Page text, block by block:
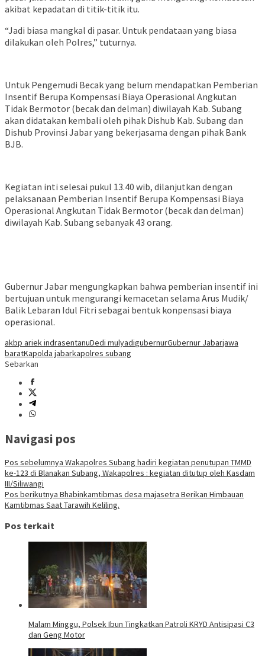
akibat kepadatan di titik-titik itu.
“Jadi biasa mangkal di pasar. Untuk pendataan yang biasa
dilakukan oleh Polres,” tuturnya.
Untuk Pengemudi Becak yang belum mendapatkan Pemberian
Insentif Berupa Kompensasi Biaya Operasional Angkutan
Tidak Bermotor (becak dan delman) diwilayah Kab. Subang
akan didatakan kembali oleh pihak Dishub Kab. Subang dan
Dishub Provinsi Jabar yang bekerjasama dengan pihak Bank
BJB.
Kegiatan inti selesai pukul 13.40 wib, dilanjutkan dengan
pelaksanaan Pemberian Insentif Berupa Kompensasi Biaya
Operasional Angkutan Tidak Bermotor (becak dan delman)
diwilayah Kab. Subang sebanyak 43 orang.
Gubernur Jabar mengungkapkan bahwa pemberian insentif ini
bertujuan untuk mengurangi kemacetan selama Arus Mudik/
Balik Lebaran Idul Fitri sebagai bentuk konpensasi biaya
operasional.
akbp ariek indrasentanuDedi mulyadigubernurGubernur Jabarjawa
baratKapolda jabarkapolres subang
Sebarkan
Navigasi pos
Pos sebelumnya Wakapolres Subang hadiri kegiatan penutupan TMMD
ke-123 di Blanakan Subang, Wakapolres : kegiatan ditutup oleh Kasdam
III/Siliwangi
Pos berikutnya Bhabinkamtibmas desa majasetra Berikan Himbauan
Kamtibmas Saat Tarawih Keliling.
Pos terkait
Malam Minggu, Polsek Ibun Tingkatkan Patroli KRYD Antisipasi C3
dan Geng Motor